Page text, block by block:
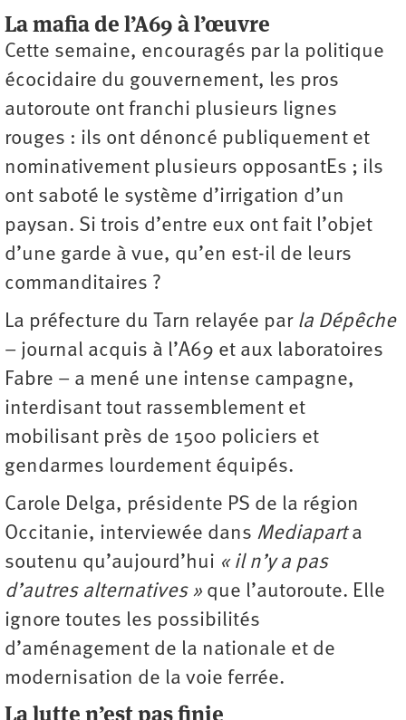
La mafia de l’A69 à l’œuvre
Cette semaine, encouragés par la politique
écocidaire du gouvernement, les pros
autoroute ont franchi plusieurs lignes
rouges : ils ont dénoncé publiquement et
nominativement plusieurs opposantEs ; ils
ont saboté le système d’irrigation d’un
paysan. Si trois d’entre eux ont fait l’objet
d’une garde à vue, qu’en est-il de leurs
commanditaires ?
La préfecture du Tarn relayée par la Dépêche
– journal acquis à l’A69 et aux laboratoires
Fabre – a mené une intense campagne,
interdisant tout rassemblement et
mobilisant près de 1500 policiers et
gendarmes lourdement équipés.
Carole Delga, présidente PS de la région
Occitanie, interviewée dans Mediaparta
soutenu qu’aujourd’hui « il n’y a pas
d’autres alternatives » que l’autoroute. Elle
ignore toutes les possibilités
d’aménagement de la nationale et de
modernisation de la voie ferrée.
La lutte n’est pas finie